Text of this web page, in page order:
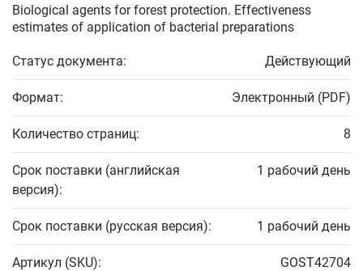
Biological agents for forest protection. Effectiveness
estimates of application of bacterial preparations
Статус документа: Действующий
Формат: Электронный (PDF)
Количество страниц: 8
Срок поставки (английская
версия):
1 рабочий день
Срок поставки (русская версия): 1 рабочий день
Артикул (SKU): GOST42704